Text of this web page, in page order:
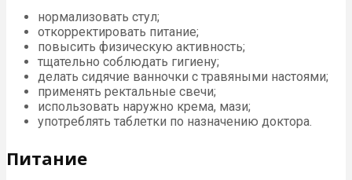
нормализовать стул;
откорректировать питание;
повысить физическую активность;
тщательно соблюдать гигиену;
делать сидячие ванночки с травяными настоями;
применять ректальные свечи;
использовать наружно крема, мази;
употреблять таблетки по назначению доктора.
Питание